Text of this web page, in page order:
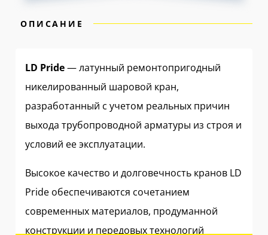
ОПИСАНИЕ
LD Pride— латунный ремонтопригодный
никелированный шаровой кран,
разработанный с учетом реальных причин
выхода трубопроводной арматуры из строя и
условий ее эксплуатации.
Высокое качество и долговечность кранов LD
Pride обеспечиваются сочетанием
современных материалов, продуманной
конструкции и передовых технологий